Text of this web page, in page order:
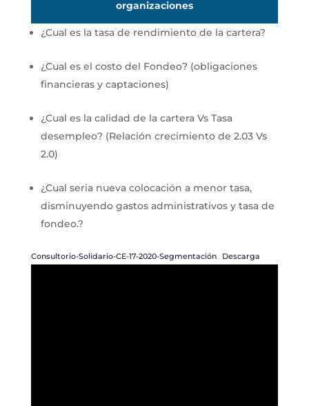
organizaciones
¿Cual es la tasa de rendimiento de la cartera?
¿Cual es el costo del Fondeo? (obligaciones
financieras y captaciones)
¿Cual es la calidad de la cartera Vs Tasa
desempleo? (Relación crecimiento de 2.03 Vs
2.0)
¿Cual seria nueva colocación a menor tasa,
disminuyendo gastos administrativos y tasa de
fondeo.?
Consultorio-Solidario-CE-17-2020-Segmentación Descarga